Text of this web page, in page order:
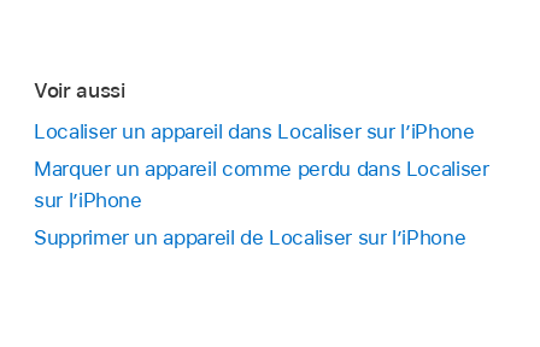
Voir aussi
Localiser un appareil dans Localiser sur l’iPhone
Marquer un appareil comme perdu dans Localiser
sur l’iPhone
Supprimer un appareil de Localiser sur l’iPhone